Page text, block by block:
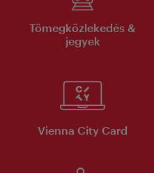
Tömegközlekedés &
jegyek
Vienna City Card